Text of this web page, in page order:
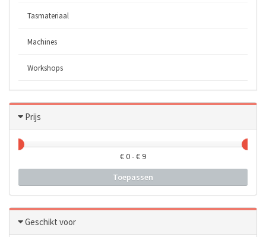
Tasmateriaal
Machines
Workshops
Prijs
€0- €9
Toepassen
Geschikt voor